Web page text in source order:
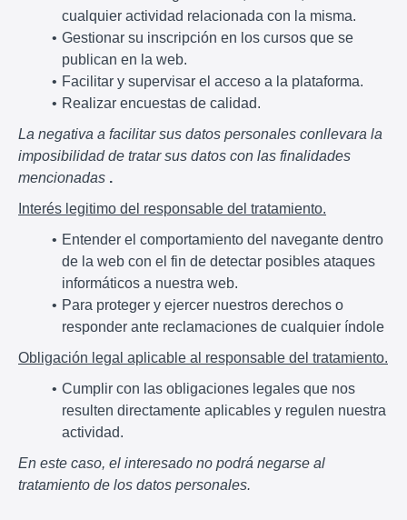
cualquier actividad relacionada con la misma.
Gestionar su inscripción en los cursos que se
publican en la web.
Facilitar y supervisar el acceso a la plataforma.
Realizar encuestas de calidad.
La negativa a facilitar sus datos personales conllevara la
imposibilidad de tratar sus datos con las finalidades
mencionadas .
Interés legitimo del responsable del tratamiento.
Entender el comportamiento del navegante dentro
de la web con el fin de detectar posibles ataques
informáticos a nuestra web.
Para proteger y ejercer nuestros derechos o
responder ante reclamaciones de cualquier índole
Obligación legal aplicable al responsable del tratamiento.
Cumplir con las obligaciones legales que nos
resulten directamente aplicables y regulen nuestra
actividad.
En este caso, el interesado no podrá negarse al
tratamiento de los datos personales.